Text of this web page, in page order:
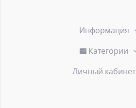
Информация
Категории
Личный кабинет